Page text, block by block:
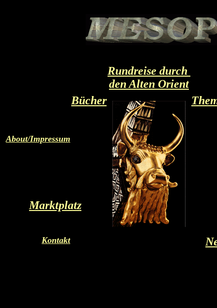
Rundreise durch
den Alten Orient
About/Impressum
Bücher
Marktplatz
Kontakt